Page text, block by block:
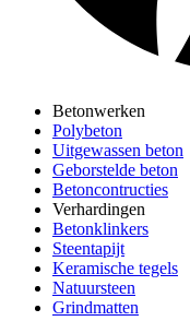
Betonwerken
Polybeton
Uitgewassen beton
Geborstelde beton
Betoncontructies
Verhardingen
Betonklinkers
Steentapijt
Keramische tegels
Natuursteen
Grindmatten